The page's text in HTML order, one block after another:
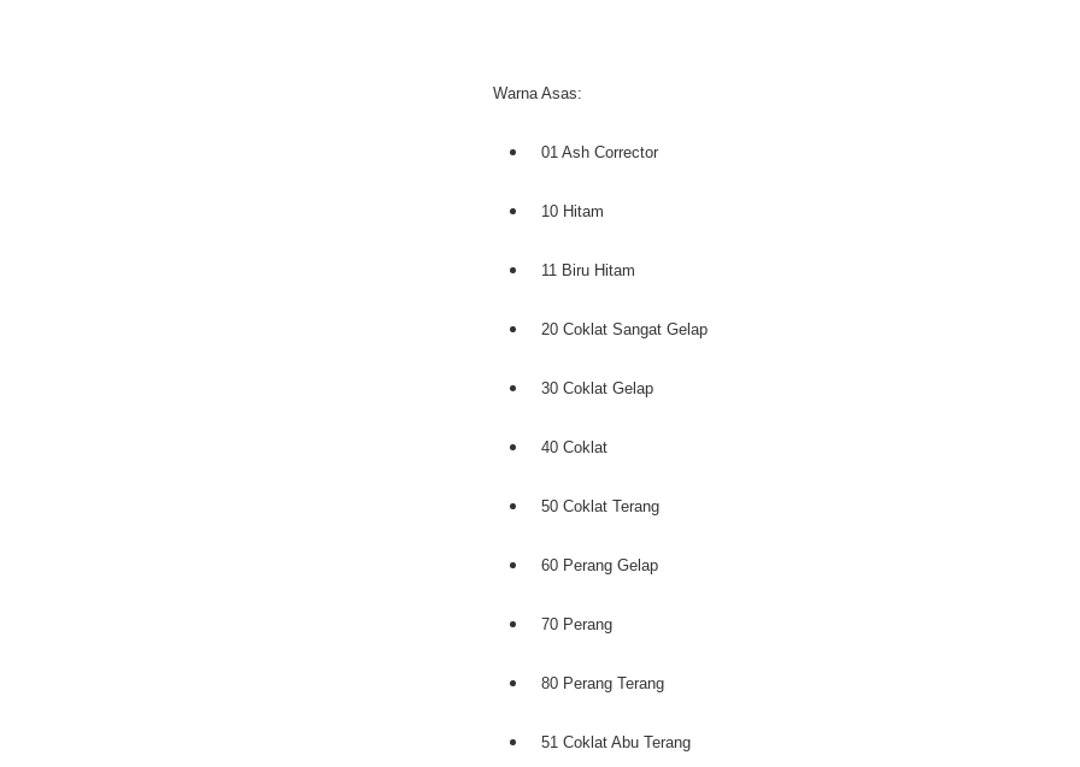
Warna Asas:
01 Ash Corrector
10 Hitam
11 Biru Hitam
20 Coklat Sangat Gelap
30 Coklat Gelap
40 Coklat
50 Coklat Terang
60 Perang Gelap
70 Perang
80 Perang Terang
51 Coklat Abu Terang